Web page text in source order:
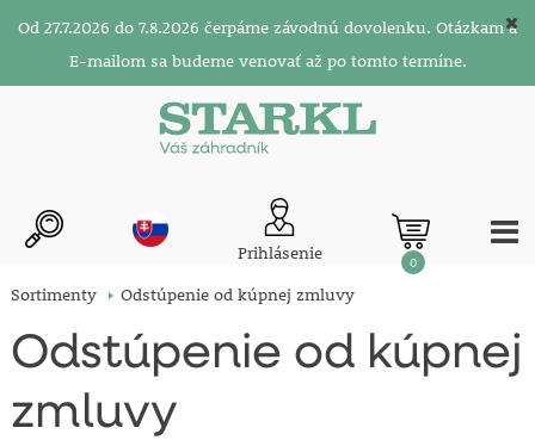
Od 27.7.2026 do 7.8.2026 čerpáme závodnú dovolenku. Otázkam a
E-mailom sa budeme venovať až po tomto termíne.
Prihlásenie 0
Sortimenty Odstúpenie od kúpnej zmluvy
Odstúpenie od kúpnej
zmluvy